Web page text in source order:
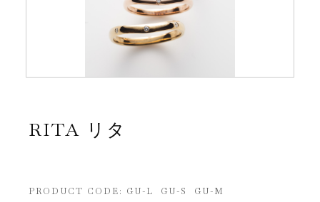
RITA リタ
PRODUCT CODE: GU-L GU-S GU-M